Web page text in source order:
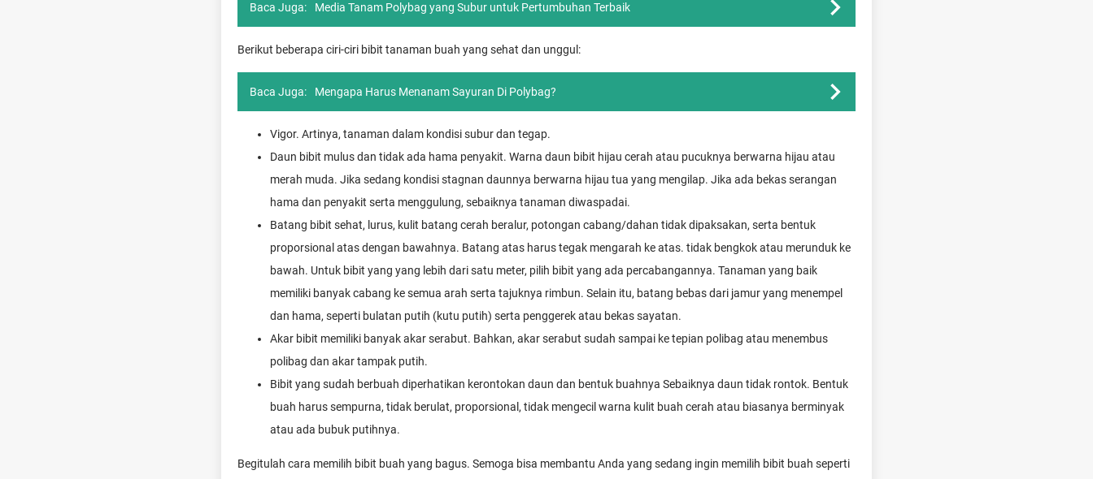
Baca Juga: Media Tanam Polybag yang Subur untuk Pertumbuhan Terbaik
Berikut beberapa ciri-ciri bibit tanaman buah yang sehat dan unggul:
Baca Juga: Mengapa Harus Menanam Sayuran Di Polybag?
Vigor. Artinya, tanaman dalam kondisi subur dan tegap.
Daun bibit mulus dan tidak ada hama penyakit. Warna daun bibit hijau cerah atau pucuknya berwarna hijau atau
merah muda. Jika sedang kondisi stagnan daunnya berwarna hijau tua yang mengilap. Jika ada bekas serangan
hama dan penyakit serta menggulung, sebaiknya tanaman diwaspadai.
Batang bibit sehat, lurus, kulit batang cerah beralur, potongan cabang/dahan tidak dipaksakan, serta bentuk
proporsional atas dengan bawahnya. Batang atas harus tegak mengarah ke atas. tidak bengkok atau merunduk ke
bawah. Untuk bibit yang yang lebih dari satu meter, pilih bibit yang ada percabangannya. Tanaman yang baik
memiliki banyak cabang ke semua arah serta tajuknya rimbun. Selain itu, batang bebas dari jamur yang menempel
dan hama, seperti bulatan putih (kutu putih) serta penggerek atau bekas sayatan.
Akar bibit memiliki banyak akar serabut. Bahkan, akar serabut sudah sampai ke tepian polibag atau menembus
polibag dan akar tampak putih.
Bibit yang sudah berbuah diperhatikan kerontokan daun dan bentuk buahnya Sebaiknya daun tidak rontok. Bentuk
buah harus sempurna, tidak berulat, proporsional, tidak mengecil warna kulit buah cerah atau biasanya berminyak
atau ada bubuk putihnya.
Begitulah cara memilih bibit buah yang bagus. Semoga bisa membantu Anda yang sedang ingin memilih bibit buah seperti